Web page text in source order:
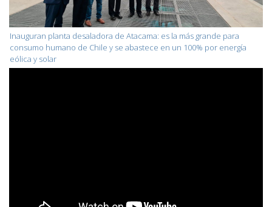
Inauguran planta desaladora de Atacama: es la más grande para
consumo humano de Chile y se abastece en un 100% por energía
eólica y solar